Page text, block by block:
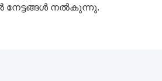
നൽകുന്നു.